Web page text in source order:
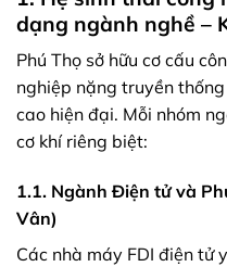
dạng ngành nghề –
Phú Thọ sở hữu cơ cấu
nghiệp nặng truyền
cao hiện đại. Mỗi nhóm
cơ khí riêng biệt:
1.1. Ngành Điện tử và
Vân)
Các nhà máy FDI điện tử